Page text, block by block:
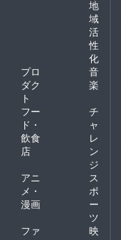
地
域
活
性
化
プロ
ダク
ト
音
楽
フー
ド・
飲食
店
チ
ャ
レ
ン
ジ
アニ
メ・
漫画
ス
ポ
ー
ツ
ファ
映